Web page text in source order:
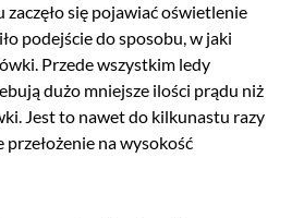
się pojawiać oświetlenie
podejście do sposobu, w jaki
Przede wszystkim ledy
dużo mniejsze ilości prądu niż
Jest to nawet do kilkunastu razy
na wysokość